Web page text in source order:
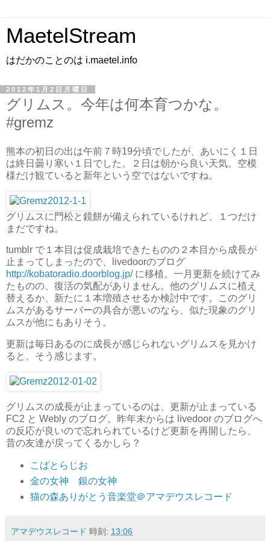
MaetelStream
はだかのことのは i.maetel.info
2012年1月2日月曜日
グリムス。今年は何本育つかな。
#gremz
熊本の初日の出は午前７時19分頃でしたが、あいにく１日
は終日曇り寒い１日でした。２日は朝から良い天気。空模
様だけ観ていると新年という空ではないですね。
グリムスに門松と鏡餅が備えられているけれど、１つだけ
まだですね。
tumblr で１本目は促成栽培できたものの２本目から成長が
止まってしまったので、livedoorのブログ
http://kobatoradio.doorblog.jp/に移植。一月更新を続けてみ
たものの、復活の気配がありません。他のグリムスに植え
替えるか、新たに１本増殖させるか検討中です。このグリ
ムスがあるサーバーの具合が悪いのなら、似た現象のグリ
ムスが他にもありそう。
更新は毎日あるのに成長が感じられないグリムスを見かけ
ると、そう感じます。
グリムスの成長が止まっているのは、更新が止まっている
FC2 と Webly のブログ。昨年末からは livedoor のブログへ
の反応が良いので忘れられているけど更新を再開したら、
昔の友達が戻ってくるかしら？
こばとらじお
金の女神 銀の女神
猫の森ありがとう音楽堂＠アマデウスレコード
アマデウスレコード 時刻: 13:06